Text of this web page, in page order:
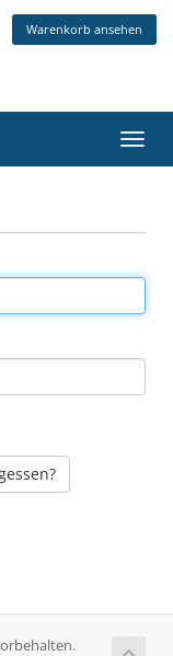
Warenkorb ansehen
ein-/